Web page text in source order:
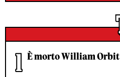
È morto William Orbit